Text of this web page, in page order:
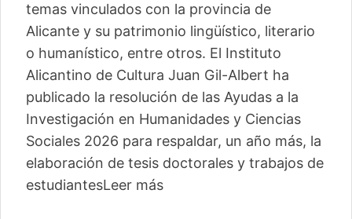
temas vinculados con la provincia de
Alicante y su patrimonio lingüístico, literario
o humanístico, entre otros. El Instituto
Alicantino de Cultura Juan Gil-Albert ha
publicado la resolución de las Ayudas a la
Investigación en Humanidades y Ciencias
Sociales 2026 para respaldar, un año más, la
elaboración de tesis doctorales y trabajos de
estudiantesLeer más